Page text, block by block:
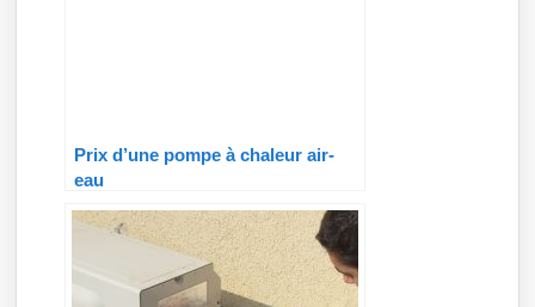
Prix d’une pompe à chaleur air-
eau